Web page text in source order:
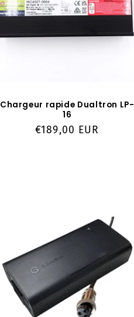
Chargeur rapide Dualtron LP-
16
Prix
€189,00 EUR